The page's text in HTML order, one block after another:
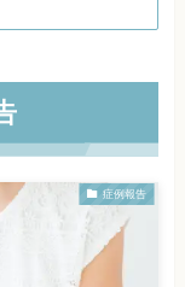
症例報告